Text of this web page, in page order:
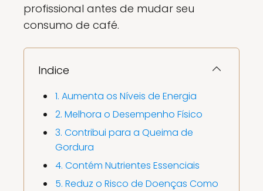
profissional antes de mudar seu
consumo de café.
Indice
1. Aumenta os Níveis de Energia
2. Melhora o Desempenho Físico
3. Contribui para a Queima de
Gordura
4. Contém Nutrientes Essenciais
5. Reduz o Risco de Doenças Como